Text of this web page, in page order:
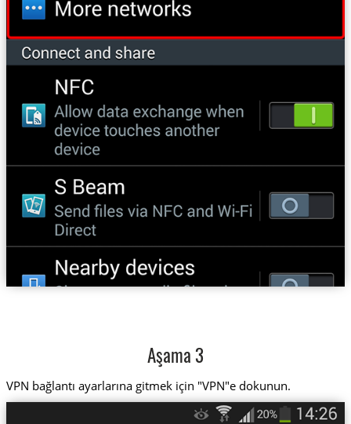
Aşama 3
VPN bağlantı ayarlarına gitmek için "VPN"e dokunun.